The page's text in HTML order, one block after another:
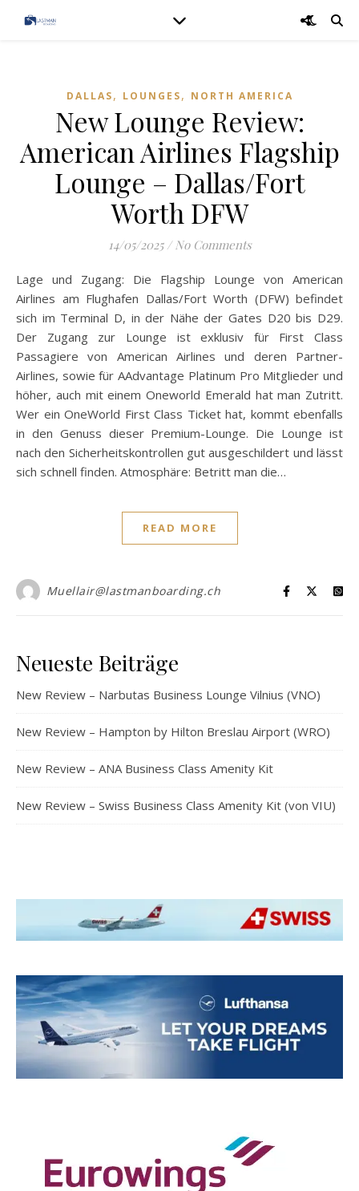
DALLAS, LOUNGES, NORTH AMERICA
New Lounge Review:
American Airlines Flagship
Lounge – Dallas/Fort
Worth DFW
14/05/2025 / No Comments
Lage und Zugang: Die Flagship Lounge von American
Airlines am Flughafen Dallas/Fort Worth (DFW) befindet
sich im Terminal D, in der Nähe der Gates D20 bis D29.
Der Zugang zur Lounge ist exklusiv für First Class
Passagiere von American Airlines und deren Partner-
Airlines, sowie für AAdvantage Platinum Pro Mitglieder und
höher, auch mit einem Oneworld Emerald hat man Zutritt.
Wer ein OneWorld First Class Ticket hat, kommt ebenfalls
in den Genuss dieser Premium-Lounge. Die Lounge ist
nach den Sicherheitskontrollen gut ausgeschildert und lässt
sich schnell finden. Atmosphäre: Betritt man die…
READ MORE
Muellair@lastmanboarding.ch
Neueste Beiträge
New Review – Narbutas Business Lounge Vilnius (VNO)
New Review – Hampton by Hilton Breslau Airport (WRO)
New Review – ANA Business Class Amenity Kit
New Review – Swiss Business Class Amenity Kit (von VIU)